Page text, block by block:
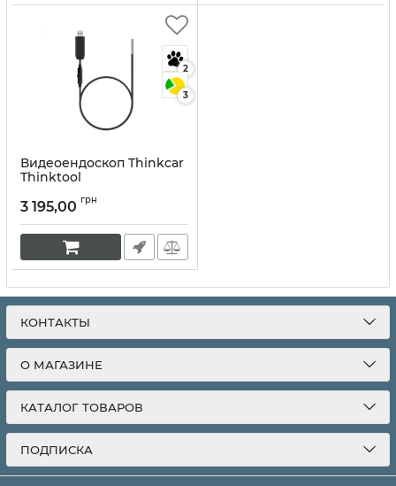
2
3
Видеоендоскоп Thinkcar
Thinktool
3 195,00 грн
КОНТАКТЫ
О МАГАЗИНЕ
КАТАЛОГ ТОВАРОВ
ПОДПИСКА